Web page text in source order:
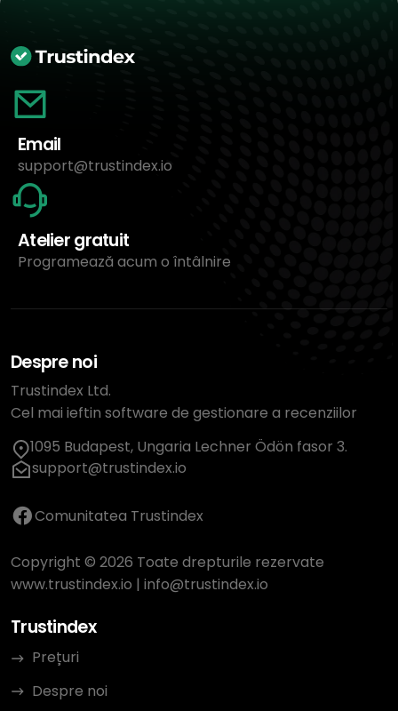
Email
support@trustindex.io
Atelier gratuit
Programează acum o întâlnire
Despre noi
Trustindex Ltd.
Cel mai ieftin software de gestionare a recenziilor
1095 Budapest, Ungaria Lechner Ödön fasor 3.
support@trustindex.io
Comunitatea Trustindex
Copyright © 2026 Toate drepturile rezervate
www.trustindex.io | info@trustindex.io
Trustindex
Prețuri
Despre noi